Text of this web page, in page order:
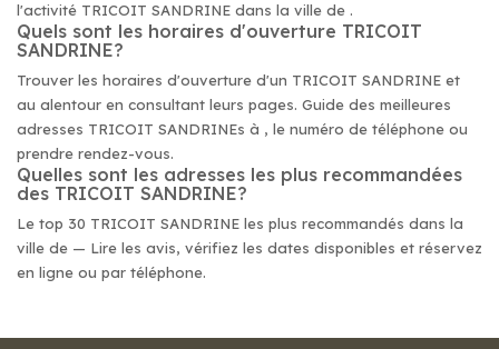
l'activité TRICOIT SANDRINE dans la ville de .
Quels sont les horaires d'ouverture TRICOIT
SANDRINE?
Trouver les horaires d'ouverture d'un TRICOIT SANDRINE et
au alentour en consultant leurs pages. Guide des meilleures
adresses TRICOIT SANDRINEs à , le numéro de téléphone ou
prendre rendez-vous.
Quelles sont les adresses les plus recommandées
des TRICOIT SANDRINE?
Le top 30 TRICOIT SANDRINE les plus recommandés dans la
ville de — Lire les avis, vérifiez les dates disponibles et réservez
en ligne ou par téléphone.